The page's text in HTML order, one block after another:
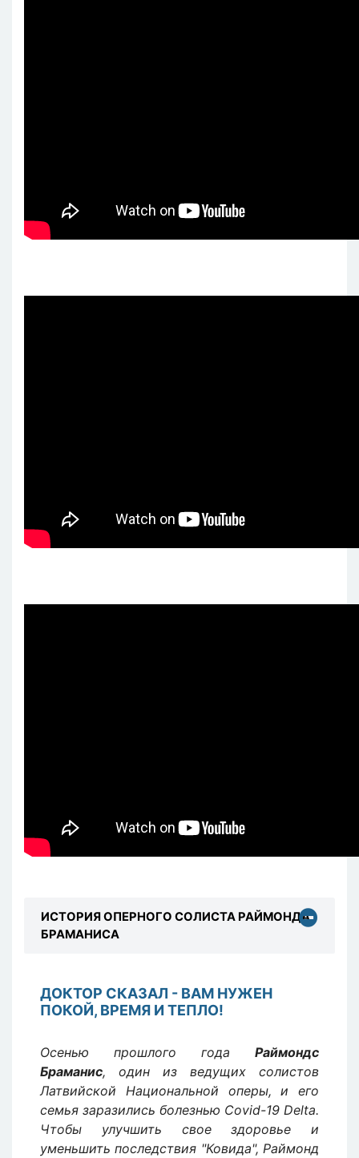
ИСТОРИЯ ОПЕРНОГО СОЛИСТА РАЙМОНДА
БРАМАНИСА
ДОКТОР СКАЗАЛ - ВАМ НУЖЕН
ПОКОЙ, ВРЕМЯ И ТЕПЛО!
Осенью прошлого года Раймондс
Браманис, один из ведущих солистов
Латвийской Национальной оперы, и его
семья заразились болезнью Covid-19 Delta.
Чтобы улучшить свое здоровье и
уменьшить последствия "Ковида", Раймонд